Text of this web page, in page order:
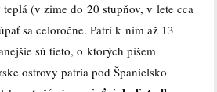
teplá (v zime do 20 stupňov, v lete cca
sa celoročne. Patrí k nim až 13
sú tieto, o ktorých píšem
ostrovy patria pod Španielsko